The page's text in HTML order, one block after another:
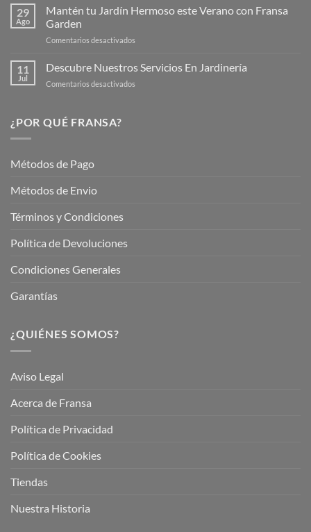
de
de
Verano
Plantas
29
Ago
Mantén tu Jardín Hermoso este Verano con Fransa
Garden
Comentarios desactivados
tu
Jardín
11
Jul
Descubre Nuestros Servicios En Jardinería
Comentarios desactivados
¿POR QUÉ FRANSA?
Métodos de Pago
Métodos de Envio
Términos y Condiciones
Política de Devoluciones
Condiciones Generales
Garantías
¿QUIÉNES SOMOS?
Aviso Legal
Acerca de Fransa
Política de Privacidad
Política de Cookies
Tiendas
Nuestra Historia